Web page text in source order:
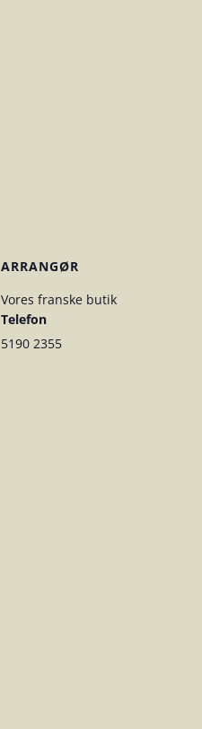
ARRANGØR
Vores franske butik
Telefon
5190 2355